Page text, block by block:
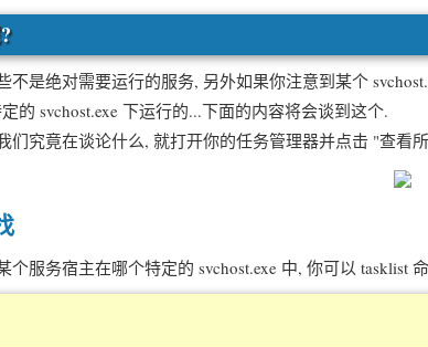
绝对需要运行的服务, 另外如果你注意到某个
的 svchost.exe 下运行的...下面的内容将会谈到这个.
竟在谈论什么, 就打开你的任务管理器并点击 "查看
务宿主在哪个特定的 svchost.exe 中, 你可以 tasklist